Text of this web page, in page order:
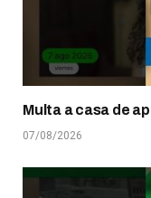
Multa a casa de
07/08/2026